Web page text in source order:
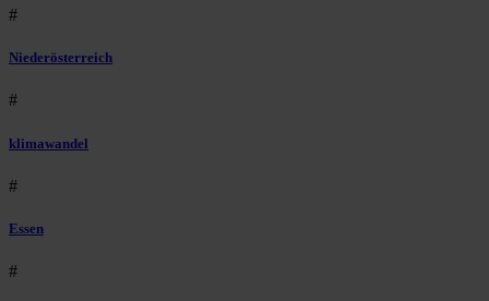
#
Niederösterreich
#
klimawandel
#
Essen
#